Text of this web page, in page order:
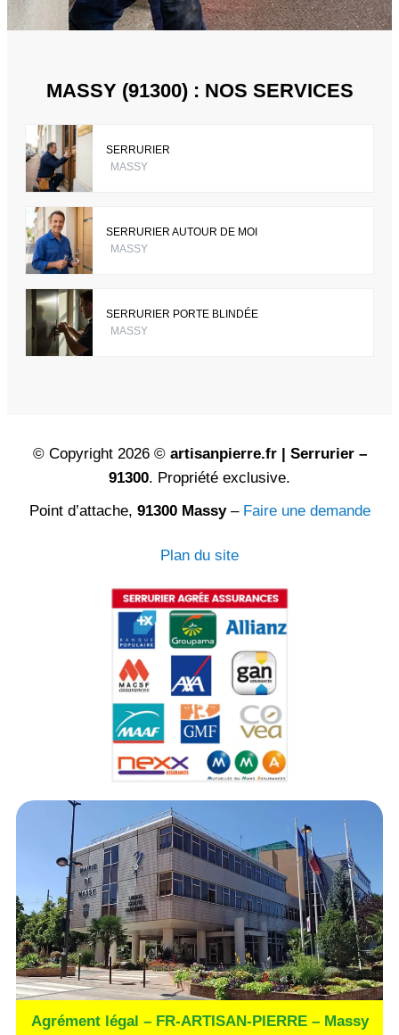
MASSY (91300) : NOS SERVICES
SERRURIER
MASSY
SERRURIER AUTOUR DE MOI
MASSY
SERRURIER PORTE BLINDÉE
MASSY
© Copyright 2026 © artisanpierre.fr | Serrurier –
91300. Propriété exclusive.
Point d’attache, 91300 Massy– Faire une demande
Plan du site
Agrément légal – FR-ARTISAN-PIERRE – Massy